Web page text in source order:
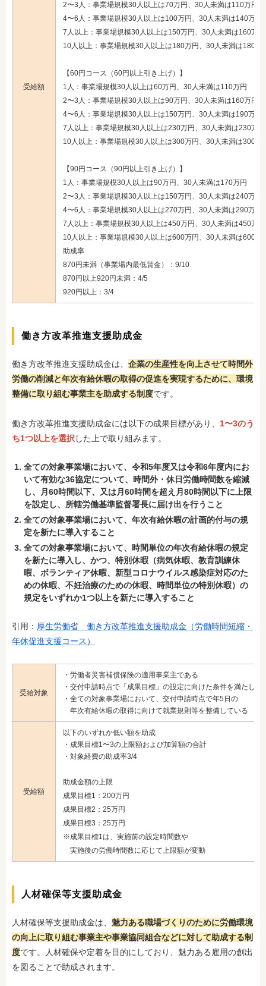
受給額
2〜3人：事業場規模30人以上は70万円、30人未満は110万円
4〜6人：事業場規模30人以上は100万円、30人未満は140万円
7人以上：事業場規模30人以上は150万円、30人未満は160万円
10人以上：事業場規模30人以上は180万円、30人未満は180万
【60円コース（60円以上引き上げ）】
1人：事業場規模30人以上は60万円、30人未満は110万円
2〜3人：事業場規模30人以上は90万円、30人未満は160万円
4〜6人：事業場規模30人以上は150万円、30人未満は190万円
7人以上：事業場規模30人以上は230万円、30人未満は230万円
10人以上：事業場規模30人以上は300万円、30人未満は300万
【90円コース（90円以上引き上げ）】
1人：事業場規模30人以上は90万円、30人未満は170万円
2〜3人：事業場規模30人以上は150万円、30人未満は240万円
4〜6人：事業場規模30人以上は270万円、30人未満は290万円
7人以上：事業場規模30人以上は450万円、30人未満は450万円
10人以上：事業場規模30人以上は600万円、30人未満は600万
助成率
870円未満（事業場内最低賃金）：9/10
870円以上920円未満：4/5
920円以上：3/4
働き方改革推進支援助成金
働き方改革推進支援助成金は、 企業の生産性を向上させて時間外
労働の削減と年次有給休暇の取得の促進を実現するために、 環境
整備に取り組む事業主を助成する制度です。
働き方改革推進支援助成金には以下の成果目標があり、 1〜3のう
ち1つ以上を選択 した上で取り組みます。
全ての対象事業場において、令和5年度又は令和6年度内にお
いて有効な36協定について、時間外・休日労働時間数を縮減
し、月60時間以下、又は月60時間を超え月80時間以下に上限
を設定し、所轄労働基準監督署長に届け出を行うこと
全ての対象事業場において、年次有給休暇の計画的付与の規
定を新たに導入すること
全ての対象事業場において、時間単位の年次有給休暇の規定
を新たに導入し、かつ、特別休暇（病気休暇、教育訓練休
暇、ボランティア休暇、新型コロナウイルス感染症対応のた
めの休暇、不妊治療のための休暇、時間単位の特別休暇）の
規定をいずれか1つ以上を新たに導入すること
引用： 厚生労働省 働き方改革推進支援助成金（労働時間短縮・
年休促進支援コース）
受給対象
・労働者災害補償保険の適用事業主である
・交付申請時点で「成果目標」の設定に向けた条件を満たして
・全ての対象事業場において、交付申請時点で年5日の
年次有給休暇の取得に向けて就業規則等を整備している
受給額
以下のいずれか低い額を助成
・成果目標1〜3の上限額および加算額の合計
・対象経費の助成率3/4
助成金額の上限
成果目標1：200万円
成果目標2：25万円
成果目標3：25万円
※成果目標1は、実施前の設定時間数や
実施後の労働時間数に応じて上限額が変動
人材確保等支援助成金
人材確保等支援助成金は、 魅力ある職場づくりのために労働環境
の向上に取り組む事業主や事業協同組合などに対して助成する制
度です。人材確保や定着を目的にしており、魅力ある雇用の創出
を図ることで助成されます。